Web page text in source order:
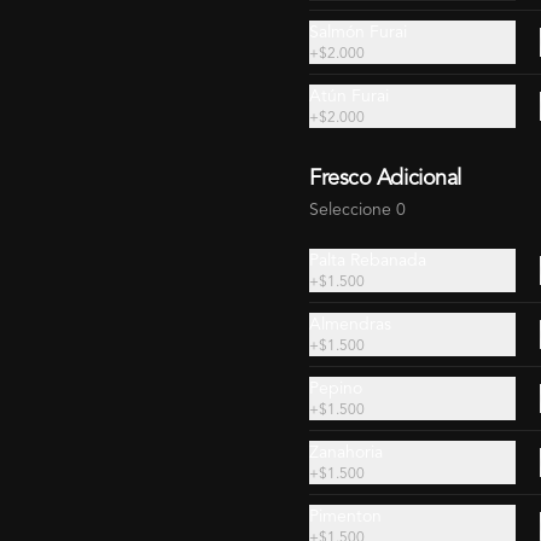
Piezas)
$19.990$24.140
+$2.000
+$2.000
Fresco Adicional
Seleccione 0
+$1.500
+$1.500
+$1.500
+$1.500